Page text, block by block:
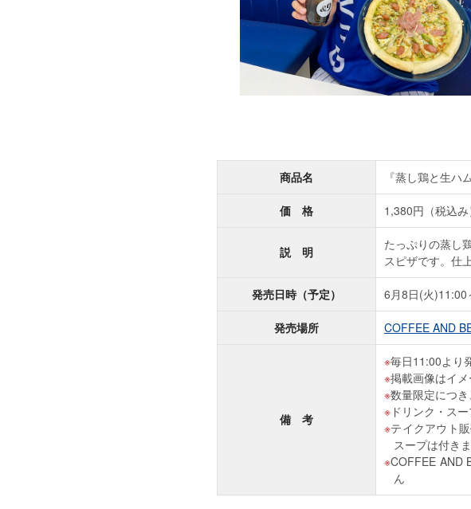
商品名 『蒸し鶏と生ハ
価 格 1,380円（税込み
説 明
たっぷりの蒸し
スピザです。仕
発売日時（予定） 6月8日(火)11:00
発売場所 COFFEE AND
備 考
毎日11:00より
掲載画像はイ
数量限定につ
ドリンク・ス
テイクアウト
スープは付き
COFFEE AND
ん